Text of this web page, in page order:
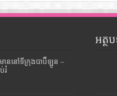
ាននៅទីក្រុងបាប៊ីឡូន –
រំ
អត្ថ